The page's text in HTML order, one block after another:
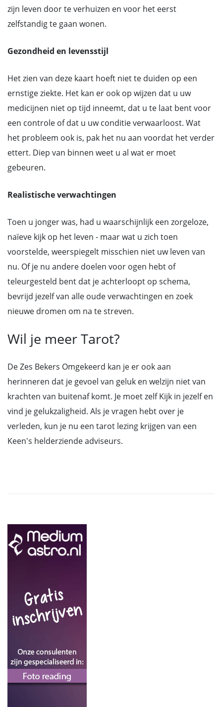
zijn leven door te verhuizen en voor het eerst
zelfstandig te gaan wonen.
Gezondheid en levensstijl
Het zien van deze kaart hoeft niet te duiden op een
ernstige ziekte. Het kan er ook op wijzen dat u uw
medicijnen niet op tijd inneemt, dat u te laat bent voor
een controle of dat u uw conditie verwaarloost. Wat
het probleem ook is, pak het nu aan voordat het verder
ettert. Diep van binnen weet u al wat er moet
gebeuren.
Realistische verwachtingen
Toen u jonger was, had u waarschijnlijk een zorgeloze,
naïeve kijk op het leven - maar wat u zich toen
voorstelde, weerspiegelt misschien niet uw leven van
nu. Of je nu andere doelen voor ogen hebt of
teleurgesteld bent dat je achterloopt op schema,
bevrijd jezelf van alle oude verwachtingen en zoek
nieuwe dromen om na te streven.
Wil je meer Tarot?
De Zes Bekers Omgekeerd kan je er ook aan
herinneren dat je gevoel van geluk en welzijn niet van
krachten van buitenaf komt. Je moet zelf Kijk in jezelf en
vind je gelukzaligheid. Als je vragen hebt over je
verleden, kun je nu een tarot lezing krijgen van een
Keen's helderziende adviseurs.